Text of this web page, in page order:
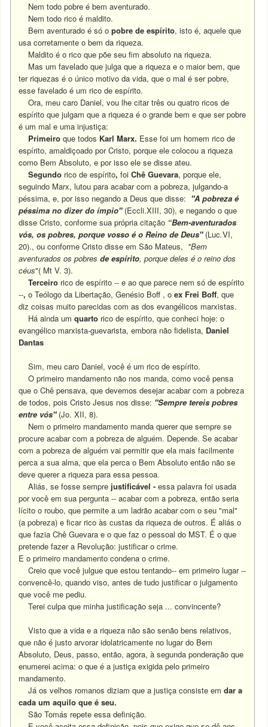
Nem todo pobre é bem aventurado.
Nem todo rico é maldito.
Bem aventurado é só opobre de espírito, isto é, aquele que
usa corretamente o bem da riqueza.
Maldito é o rico que põe seu fim absoluto na riqueza.
Mas um favelado que julga que a riqueza e o maior bem, que
ter riquezas é o único motivo da vida, que o mal é ser pobre,
esse favelado é um rico de espírito.
Ora, meu caro Daniel, vou lhe citar três ou quatro ricos de
espírito que julgam que a riqueza é o grande bem e que ser pobre
é um mal e uma injustiça:
Primeiro que todos Karl Marx. Esse foi um homem rico de
espírito, amaldiçoado por Cristo, porque ele colocou a riqueza
como Bem Absoluto, e por isso ele se disse ateu.
Segundo rico de espírito,foiChê Guevara, porque ele,
seguindo Marx, lutou para acabar com a pobreza, julgando-a
péssima, e, por isso negando a Deus que disse: "A pobreza é
péssima no dizer do ímpio"(Eccli.XIII, 30), e negando o que
disse Cristo, conforme sua própria citação “Bem-aventurados
vós, os pobres, porque vosso é o Reino de Deus" (Luc.VI,
20)., ou conforme Cristo disse em São Mateus, "Bem
aventurados os pobresde espírito, porque deles é o reino dos
céus"( Mt V. 3).
Terceiro rico de espírito -- e ao que parece nem só de espírito
--,o Teólogo da Libertação, Genésio Boff , oex Frei Boff, que
diz coisas muito parecidas com as dos evangélicos marxistas.
Há ainda umquarto rico de espírito, que conheci hoje: o
evangélico marxista-guevarista, embora não fidelista, Daniel
Dantas
Sim, meu caro Daniel, você é um rico de espírito.
O primeiro mandamento não nos manda, como você pensa
que o Chê pensava, que devemos desejar acabar com a pobreza
de todos, pois Cristo Jesus nos disse: "Sempre tereis pobres
entre vós" (Jo. XII, 8).
Nem o primeiro mandamento manda querer que sempre se
procure acabar com a pobreza de alguém. Depende. Se acabar
com a pobreza de alguém vai permitir que ela mais facilmente
perca a sua alma, que ela perca o Bem Absoluto então não se
deve querer a riqueza para essa pessoa.
Aliás, se fosse sempre justificável - essa palavra foi usada
por você em sua pergunta -- acabar com a pobreza, então seria
lícito o roubo, que permite a um ladrão acabar com o seu "mal"
(a pobreza) e ficar rico às custas da riqueza de outros. É aliás o
que fazia Chê Guevara e o que faz o pessoal do MST. É o que
pretende fazer a Revolução: justificar o crime.
E o primeiro mandamento condena o crime.
Creio que você julgue que estou tentando-- em primeiro lugar --
convencê-lo, quando viso, antes de tudo justificar o julgamento
que você me pediu.
Terei culpa que minha justificação seja ... convincente?
Visto que a vida e a riqueza não são senão bens relativos,
que não é justo arvorar idolatricamente no lugar do Bem
Absoluto, Deus, passo, então, agora, à segunda ponderação que
enumerei acima: o que é a justiça exigida pelo primeiro
mandamento.
Já os velhos romanos diziam que a justiça consiste emdar a
cada um aquilo que é seu.
São Tomás repete essa definição.